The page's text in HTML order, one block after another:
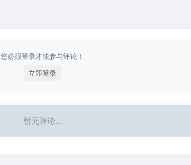
您必须登录才能参与评论！
立即登录
暂无评论...